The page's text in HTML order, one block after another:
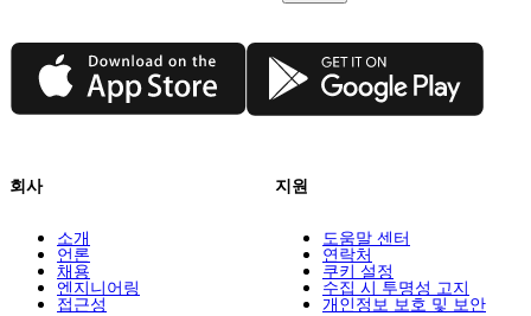
App Store Google Play
회사
소개
언론
채용
엔지니어링
접근성
지원
도움말 센터
연락처
쿠키 설정
수집 시 투명성 고지
개인정보 보호 및 보안